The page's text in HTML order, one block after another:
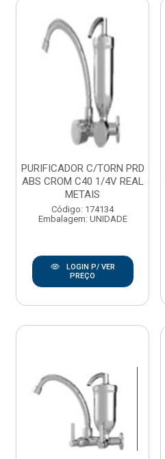
PURIFICADOR C/TORN PRD
ABS CROM C40 1/4V REAL
METAIS
Código: 174134
Embalagem: UNIDADE
LOGIN P/ VER
PREÇO